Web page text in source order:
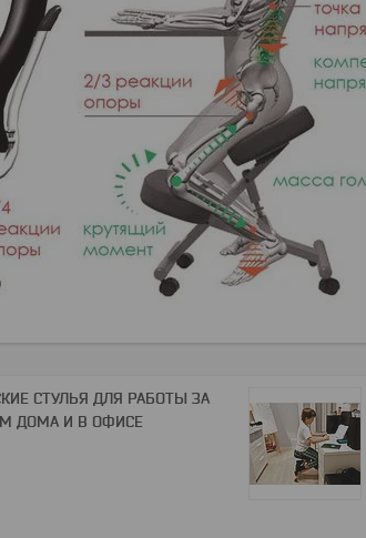
СТУЛЬЯ ДЛЯ РАБОТЫ ЗА
ДОМА И В ОФИСЕ